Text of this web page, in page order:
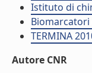
Istituto di
Biomarcatori
TERMINA
Autore CNR